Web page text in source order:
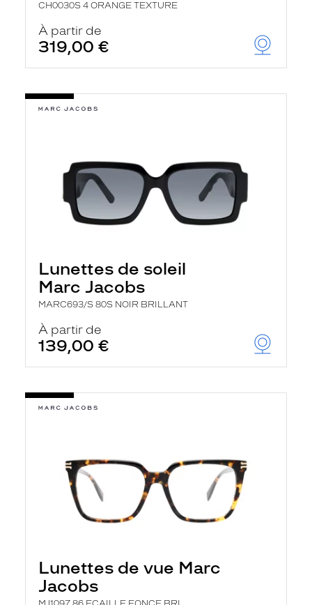
CH0030S 4 ORANGE TEXTURE
À partir de
319,00 €
Lunettes de soleil
Marc Jacobs
MARC693/S 80S NOIR BRILLANT
À partir de
139,00 €
Lunettes de vue Marc
Jacobs